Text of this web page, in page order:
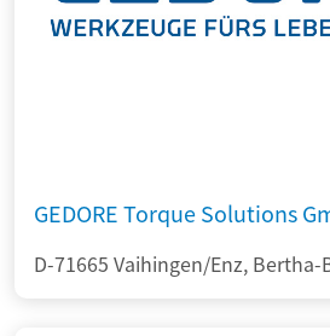
GEDORE Torque Solutions
D-71665 Vaihingen/Enz, Bertha-